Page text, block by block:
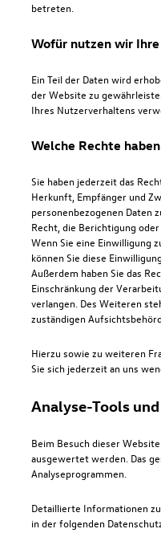
betreten.
Wofür nutzen wir
Ein Teil der Daten wird
der Website zu
Ihres Nutzerverhaltens
Welche Rechte
Sie haben jederzeit das
Herkunft, Empfänger und
personenbezogenen Daten
Recht, die Berichtigung
Wenn Sie eine Einwilligung
können Sie diese
Außerdem haben Sie das
Einschränkung der
verlangen. Des Weiteren
zuständigen
Hierzu sowie zu weiteren
Sie sich jederzeit an uns
Analyse-Tools
Beim Besuch dieser
ausgewertet werden. Das
Analyseprogrammen.
Detaillierte Informationen
in der folgenden